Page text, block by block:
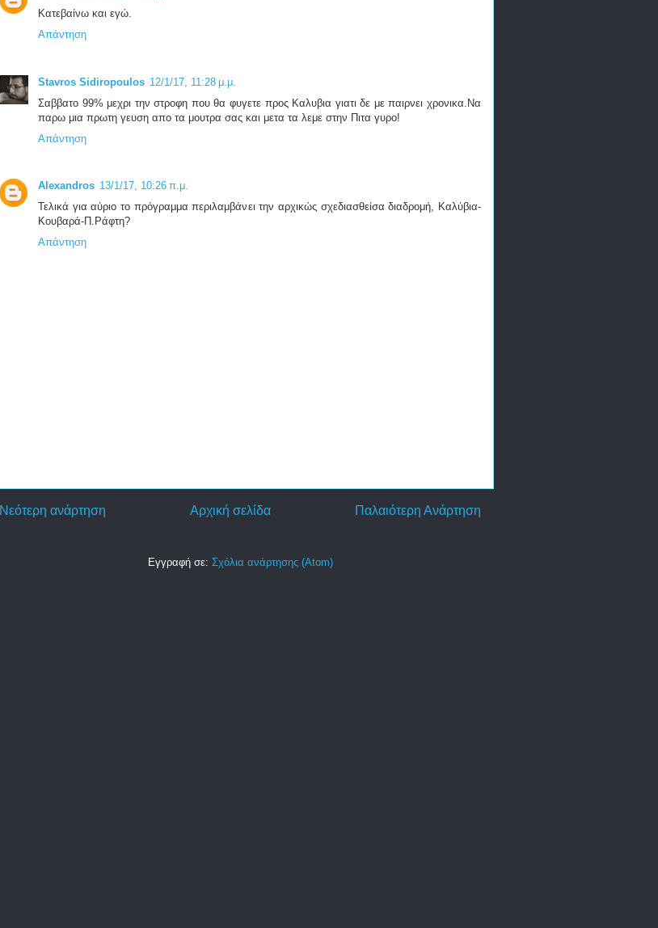
Κατεβαίνω και εγώ.
Απάντηση
Stavros Sidiropoulos 12/1/17, 11:28 μ.μ.
Σαββατο 99% μεχρι την στροφη που θα φυγετε προς Καλυβια γιατι δε με παιρνει χρονικα.Να
παρω μια πρωτη γευση απο τα μουτρα σας και μετα τα λεμε στην Πιτα γυρο!
Απάντηση
Alexandros 13/1/17, 10:26 π.μ.
Τελικά για αύριο το πρόγραμμα περιλαμβάνει την αρχικώς σχεδιασθείσα διαδρομή, Καλύβια-
Κουβαρά-Π.Ράφτη?
Απάντηση
Νεότερη ανάρτηση Παλαιότερη Ανάρτηση
Αρχική σελίδα
Εγγραφή σε: Σχόλια ανάρτησης (Atom)